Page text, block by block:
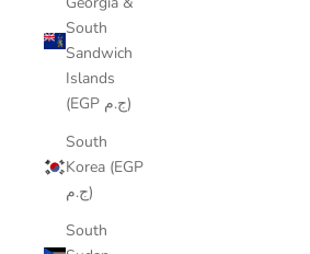
South
Sandwich
Islands
(EGP ج.م)
South
Korea (EGP
ج.م)
South